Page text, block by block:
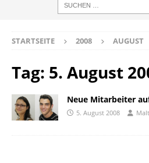
STARTSEITE 2008 AUGUST
Tag: 5. August
Neue Mitarbeiter
5. August 2008